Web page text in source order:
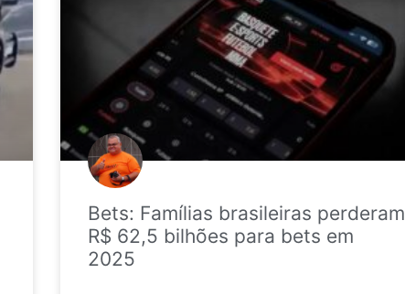
Bets: Famílias brasileiras perderam
R$ 62,5 bilhões para bets em
2025